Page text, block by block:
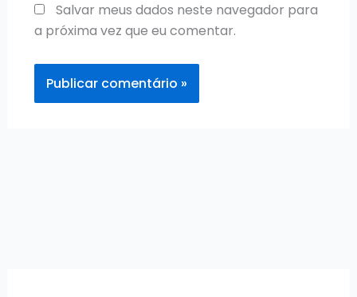
Salvar meus dados neste navegador para
a próxima vez que eu comentar.